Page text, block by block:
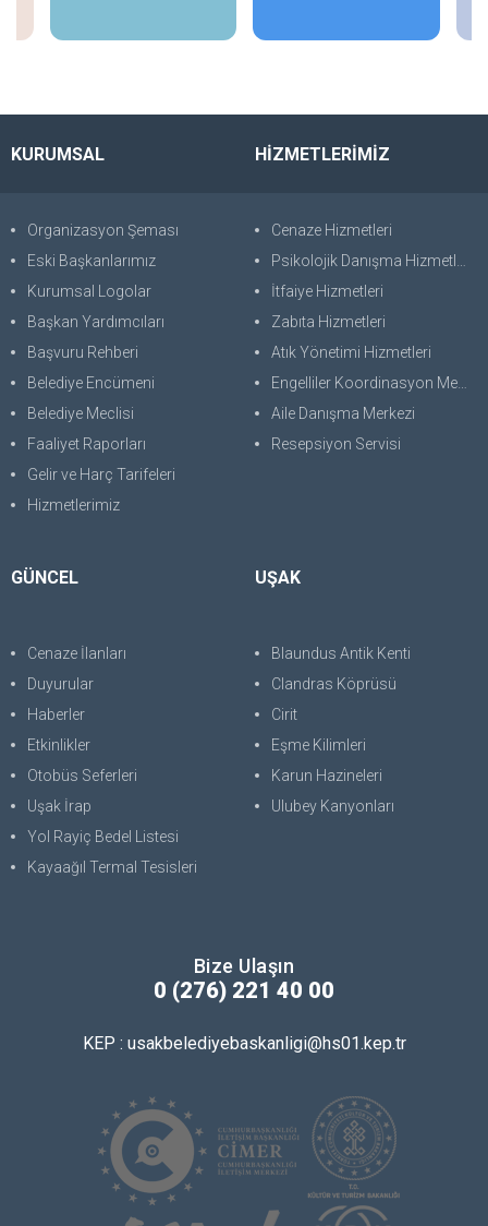
KURUMSAL
Organizasyon Şeması
Eski Başkanlarımız
Kurumsal Logolar
Başkan Yardımcıları
Başvuru Rehberi
Belediye Encümeni
Belediye Meclisi
Faaliyet Raporları
Gelir ve Harç Tarifeleri
Hizmetlerimiz
HİZMETLERİMİZ
Cenaze Hizmetleri
Psikolojik Danışma Hizmetleri
İtfaiye Hizmetleri
Zabıta Hizmetleri
Atık Yönetimi Hizmetleri
Engelliler Koordinasyon Merkezi
Aile Danışma Merkezi
Resepsiyon Servisi
GÜNCEL
Cenaze İlanları
Duyurular
Haberler
Etkinlikler
Otobüs Seferleri
Uşak İrap
Yol Rayiç Bedel Listesi
Kayaağıl Termal Tesisleri
UŞAK
Blaundus Antik Kenti
Clandras Köprüsü
Cirit
Eşme Kilimleri
Karun Hazineleri
Ulubey Kanyonları
Bize Ulaşın
0 (276) 221 40 00
KEP : usakbelediyebaskanligi@hs01.kep.tr